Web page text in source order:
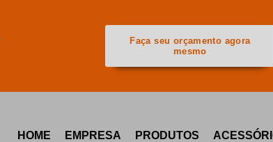
Faça seu orçamento agora
mesmo
HOME EMPRESA PRODUTOS